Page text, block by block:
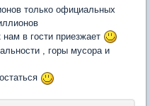
только официальных
нам в гости приезжает
, горы мусора и